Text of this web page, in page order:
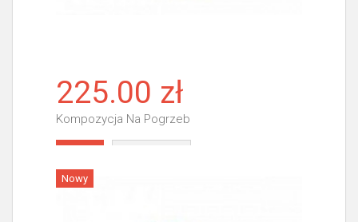
225.00 zł
Kompozycja Na Pogrzeb
Nowy